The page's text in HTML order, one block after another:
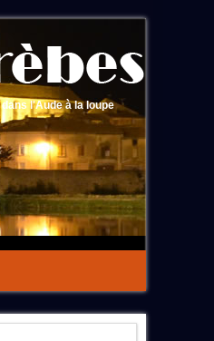
l'Aude à la loupe